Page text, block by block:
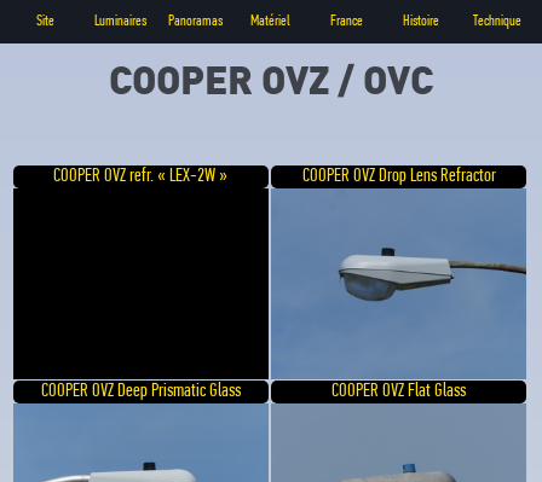
Site Luminaires Panoramas Matériel France Histoire Technique
COOPER OVZ / OVC
COOPER OVZ refr. « LEX-2W » COOPER OVZ Drop Lens Refractor
COOPER OVZ Deep Prismatic Glass COOPER OVZ Flat Glass